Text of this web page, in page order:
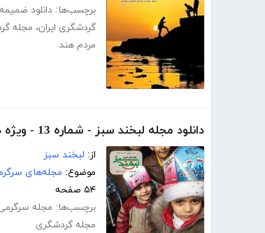
برچسب‌ها: دانلود
گردشگری ایران، مجله
مردم هند
دانلود مجله لبخند سبز - شماره 13 - ویژه دانش‌‌آموزان، اولیا و مربیان
از: لبخند سبز
موضوع: مجله‌های
۵۴ صفحه
برچسب‌ها: مجله
مجله گردشگری